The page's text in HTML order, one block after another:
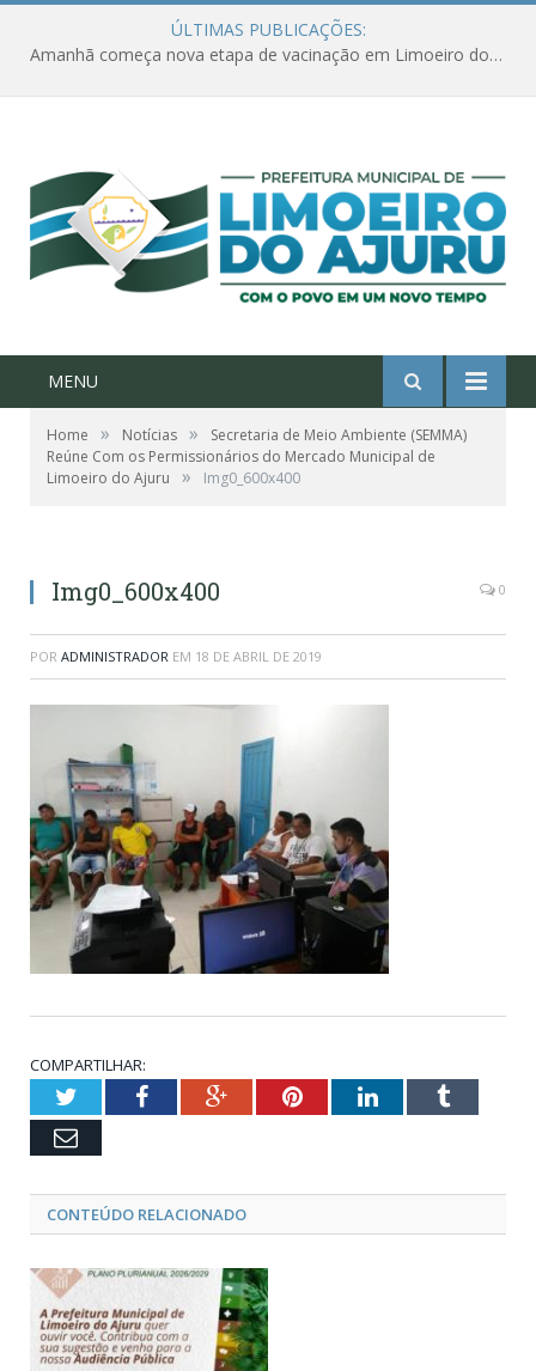
ÚLTIMAS PUBLICAÇÕES:
Amanhã começa nova etapa de vacinação em Limoeiro do Ajuru para idosos com 65 ou mais
MENU
Home » Notícias »
Secretaria de Meio Ambiente (SEMMA)
Reúne Com os Permissionários do Mercado Municipal de
Limoeiro do Ajuru
» Img0_600x400
Img0_600x400 0
POR ADMINISTRADOR EM 18 DE ABRIL DE 2019
COMPARTILHAR:
TwitterFacebookGoogle+PinterestLinkedInTumblr
Email
CONTEÚDO RELACIONADO